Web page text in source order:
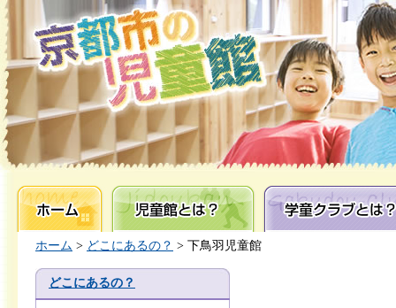
ホーム 児童館とは？ 学童クラブとは？
ホーム > どこにあるの？ > 下鳥羽児童館
どこにあるの？